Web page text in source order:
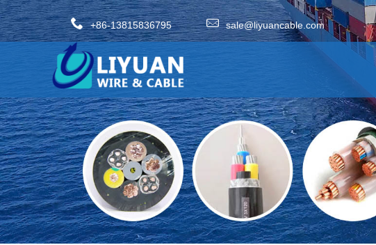
+86-13815836795 sale@liyuancable.com